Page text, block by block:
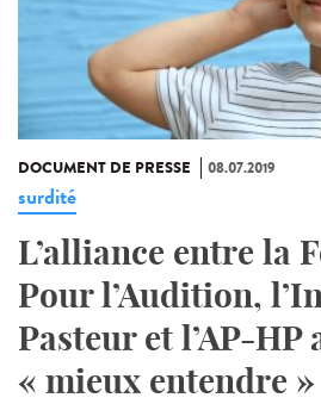
DOCUMENT DE PRESSE 08.07.2019
surdité
L’alliance entre la
Pour l’Audition,
Pasteur et l’AP-HP
« mieux entendre »